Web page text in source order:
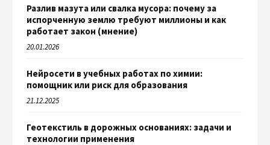
Разлив мазута или свалка мусора: почему за
испорченную землю требуют миллионы и как
работает закон (мнение)
20.01.2026
Нейросети в учебных работах по химии:
помощник или риск для образования
21.12.2025
Геотекстиль в дорожных основаниях: задачи и
технологии применения